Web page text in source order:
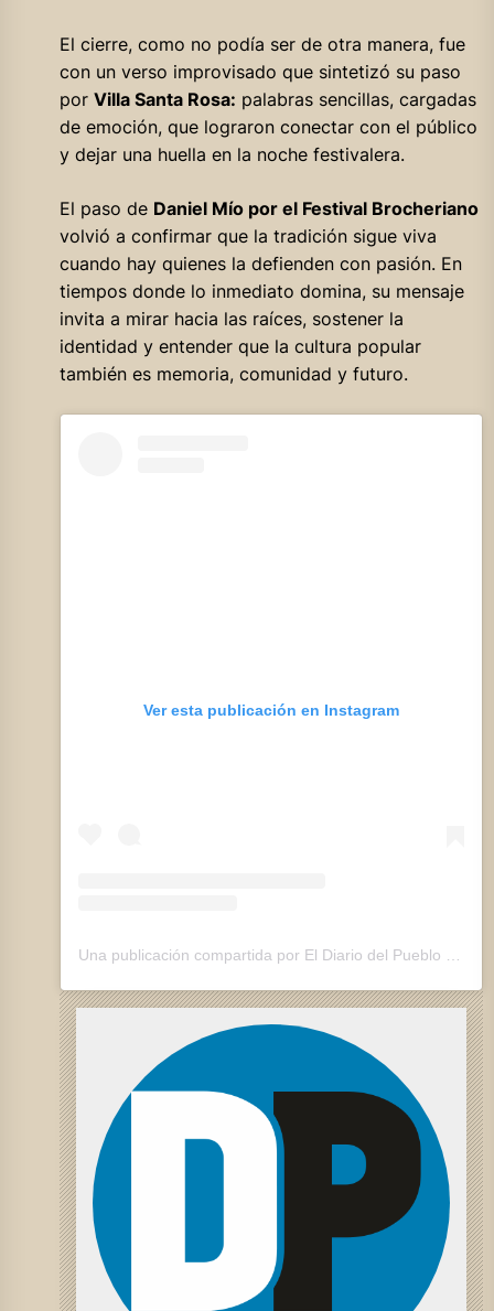
El cierre, como no podía ser de otra manera, fue
con un verso improvisado que sintetizó su paso
por Villa Santa Rosa: palabras sencillas, cargadas
de emoción, que lograron conectar con el público
y dejar una huella en la noche festivalera.
El paso de Daniel Mío por el Festival Brocheriano
volvió a confirmar que la tradición sigue viva
cuando hay quienes la defienden con pasión. En
tiempos donde lo inmediato domina, su mensaje
invita a mirar hacia las raíces, sostener la
identidad y entender que la cultura popular
también es memoria, comunidad y futuro.
Ver esta publicación en Instagram